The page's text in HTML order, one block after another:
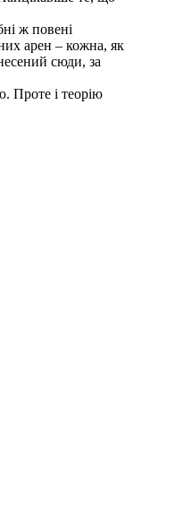
ж повені
арен – кожна, як
сюди, за
Проте і теорію